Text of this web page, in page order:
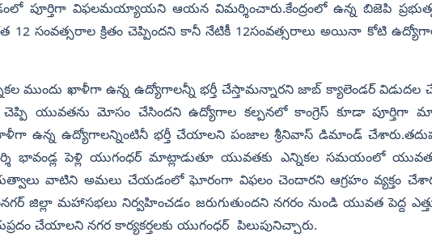
పూర్తిగా విఫలమయ్యాయని ఆయన విమర్శించారు.కేంద్రంలో ఉన్న బిజెపి
సంవత్సరాల క్రితం చెప్పిందని కానీ నేటికీ 12సంవత్సరాలు అయినా కోటి
ముందు ఖాళీగా ఉన్న ఉద్యోగాలన్నీ భర్తీ చేస్తామన్నారని జాబ్ క్యాలెండర్ విడుదల
యువతను మోసం చేసిందని ఉద్యోగాల కల్పనలో కాంగ్రెస్ కూడా పూర్తిగా
ఉన్న ఉద్యోగాలన్నింటినీ భర్తీ చేయాలని పంజాల శ్రీనివాస్ డిమాండ్
భావండ్ల పెళ్లి యుగంధర్ మాట్లాడుతూ యువతకు ఎన్నికల సమయంలో
వాటిని అమలు చేయడంలో ఘోరంగా విఫలం చెందారని ఆగ్రహం వ్యక్తం
జిల్లా మహాసభలు నిర్వహించడం జరుగుతుందని నగరం నుండి యువత పెద్ద
చేయాలని నగర కార్యకర్తలకు యుగంధర్ పిలుపునిచ్చారు.